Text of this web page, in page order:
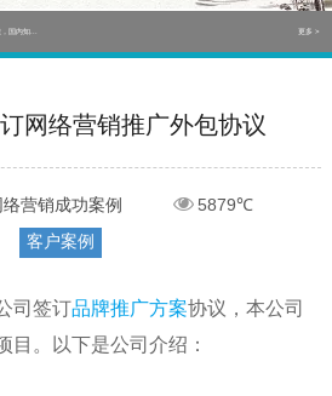
，国内知... 更多 >
营销技巧...
国内知...
网络营销推广外包协议
营销成功案例
5879℃
客户案例
司签订品牌推广方案协议，本公司
目。以下是公司介绍：